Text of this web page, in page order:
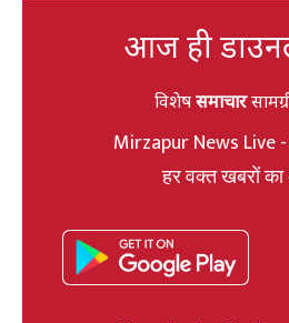
आज ही
विशेषसमाचार
Mirzapur News Live
हर वक्त खबरों